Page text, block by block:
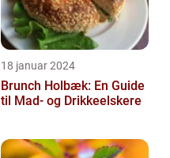
18 januar 2024
Brunch Holbæk: En Guide
til Mad- og Drikkeelskere